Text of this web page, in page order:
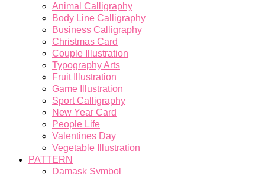
Animal Calligraphy
Body Line Calligraphy
Business Calligraphy
Christmas Card
Couple Illustration
Typography Arts
Fruit Illustration
Game Illustration
Sport Calligraphy
New Year Card
People Life
Valentines Day
Vegetable Illustration
PATTERN
Damask Symbol